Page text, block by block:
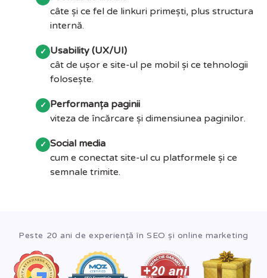
câte și ce fel de linkuri primești, plus structura
internă.
✓ Usability (UX/UI)
cât de ușor e site-ul pe mobil și ce tehnologii
folosește.
✓ Performanța paginii
viteza de încărcare și dimensiunea paginilor.
✓ Social media
cum e conectat site-ul cu platformele și ce
semnale trimite.
Peste 20 ani de experiență în SEO și online marketing